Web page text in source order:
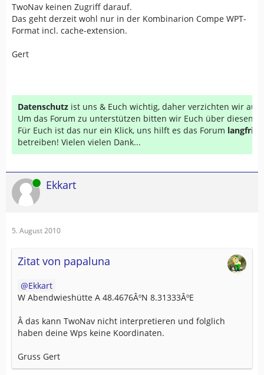
TwoNav keinen Zugriff darauf.
Das geht derzeit wohl nur in der Kombinarion Compe WPT-
Format incl. cache-extension.
Gert
Datenschutz ist uns & Euch wichtig, daher verzichten wir auf
Um das Forum zu unterstützen bitten wir Euch über diesen
Für Euch ist das nur ein Klick, uns hilft es das Forum
betreiben! Vielen vielen Dank...
Online Ekkart
5. August 2010
Zitat von papaluna
Ekkart
W Abendwieshütte A 48.4676ÂºN 8.31333ÂºE
Â das kann TwoNav nicht interpretieren und folglich
haben deine Wps keine Koordinaten.
Gruss Gert